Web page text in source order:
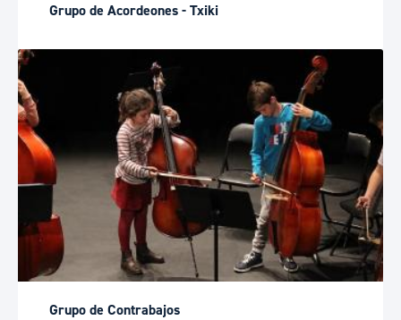
Grupo de Acordeones - Txiki
Grupo de Contrabajos